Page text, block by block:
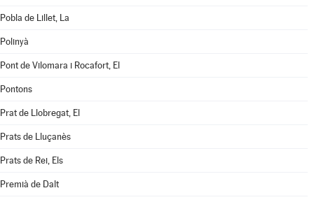
Pobla de Lillet, La
Polinyà
Pont de Vilomara i Rocafort, El
Pontons
Prat de Llobregat, El
Prats de Lluçanès
Prats de Rei, Els
Premià de Dalt